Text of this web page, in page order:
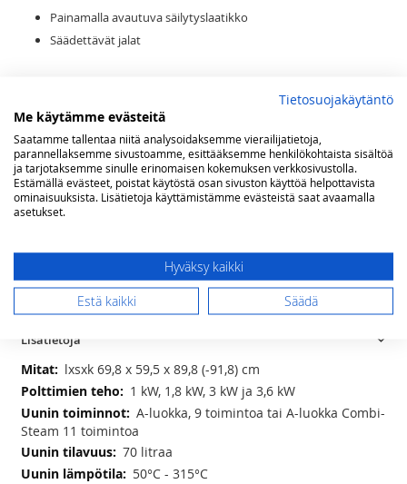
Painamalla avautuva säilytyslaatikko
Säädettävät jalat
Kaasun tyyppi
LISÄÄ TOIVELISTAAN
Lisätietoja
Lisätietojalxsxk 69,8 x 59,5 x 89,8 (-91,8) cm
1 kW, 1,8 kW, 3 kW ja 3,6 kW
A-luokka, 9 toimintoa tai A-luokka Combi-
Steam 11 toimintoa
70 litraa
50°C - 315°C
Tietosuojakäytäntö
Me käytämme evästeitä
Saatamme tallentaa niitä analysoidaksemme vierailijatietoja,
parannellaksemme sivustoamme, esittääksemme henkilökohtaista sisältöä
ja tarjotaksemme sinulle erinomaisen kokemuksen verkkosivustolla.
Estämällä evästeet, poistat käytöstä osan sivuston käyttöä helpottavista
ominaisuuksista. Lisätietoja käyttämistämme evästeistä saat avaamalla
asetukset.
Hyväksy kaikki
Estä kaikki Säädä